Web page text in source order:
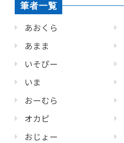
筆者一覧
あおくら
あまま
いそぴー
いま
おーむら
オカピ
おじょー